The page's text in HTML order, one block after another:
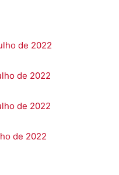
de 2022
de 2022
de 2022
de 2022